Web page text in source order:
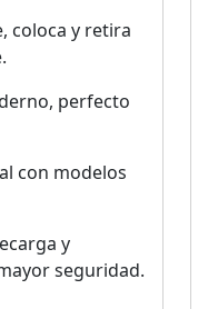
coloca y retira
perfecto
con modelos
y
seguridad.